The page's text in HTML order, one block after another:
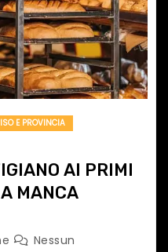
E PROVINCIA
AI PRIMI
MANCA
Nessun